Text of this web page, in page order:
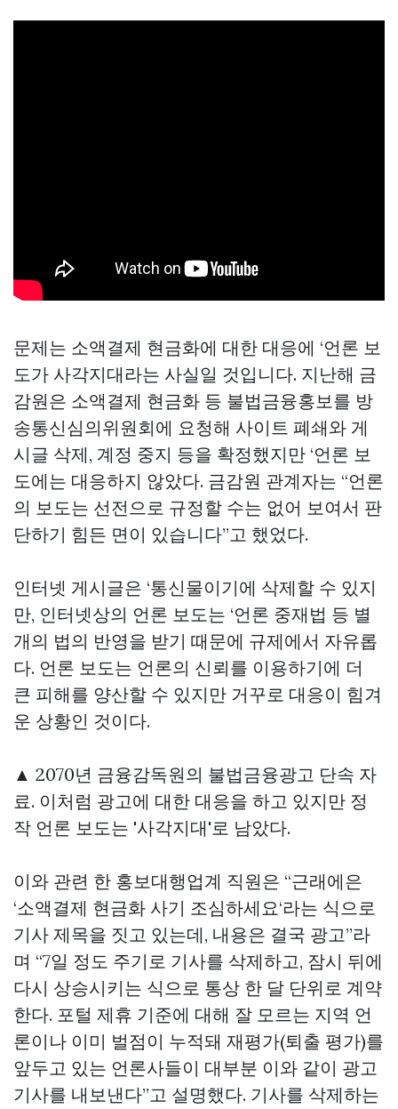
문제는 소액결제 현금화에 대한 대응에 ‘언론 보
도가 사각지대라는 사실일 것입니다. 지난해 금
감원은 소액결제 현금화 등 불법금융홍보를 방
송통신심의위원회에 요청해 사이트 폐쇄와 게
시글 삭제, 계정 중지 등을 확정했지만 ‘언론 보
도에는 대응하지 않았다. 금감원 관계자는 “언론
의 보도는 선전으로 규정할 수는 없어 보여서 판
단하기 힘든 면이 있습니다”고 했었다.
인터넷 게시글은 ‘통신물이기에 삭제할 수 있지
만, 인터넷상의 언론 보도는 ‘언론 중재법 등 별
개의 법의 반영을 받기 때문에 규제에서 자유롭
다. 언론 보도는 언론의 신뢰를 이용하기에 더
큰 피해를 양산할 수 있지만 거꾸로 대응이 힘겨
운 상황인 것이다.
▲ 2070년 금융감독원의 불법금융광고 단속 자
료. 이처럼 광고에 대한 대응을 하고 있지만 정
작 언론 보도는 '사각지대'로 남았다.
이와 관련 한 홍보대행업계 직원은 “근래에은
‘소액결제 현금화 사기 조심하세요‘라는 식으로
기사 제목을 짓고 있는데, 내용은 결국 광고”라
며 “7일 정도 주기로 기사를 삭제하고, 잠시 뒤에
다시 상승시키는 식으로 통상 한 달 단위로 계약
한다. 포털 제휴 기준에 대해 잘 모르는 지역 언
론이나 이미 벌점이 누적돼 재평가(퇴출 평가)를
앞두고 있는 언론사들이 대부분 이와 같이 광고
기사를 내보낸다”고 설명했다. 기사를 삭제하는